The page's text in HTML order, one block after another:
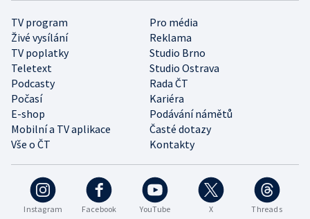
Instagram Facebook YouTube X Threads
TV program
Pro média
Živé vysílání
Reklama
TV poplatky
Studio Brno
Teletext
Studio Ostrava
Podcasty
Rada ČT
Počasí
Kariéra
E-shop
Podávání námětů
Mobilní a TV aplikace
Časté dotazy
Vše o ČT
Kontakty